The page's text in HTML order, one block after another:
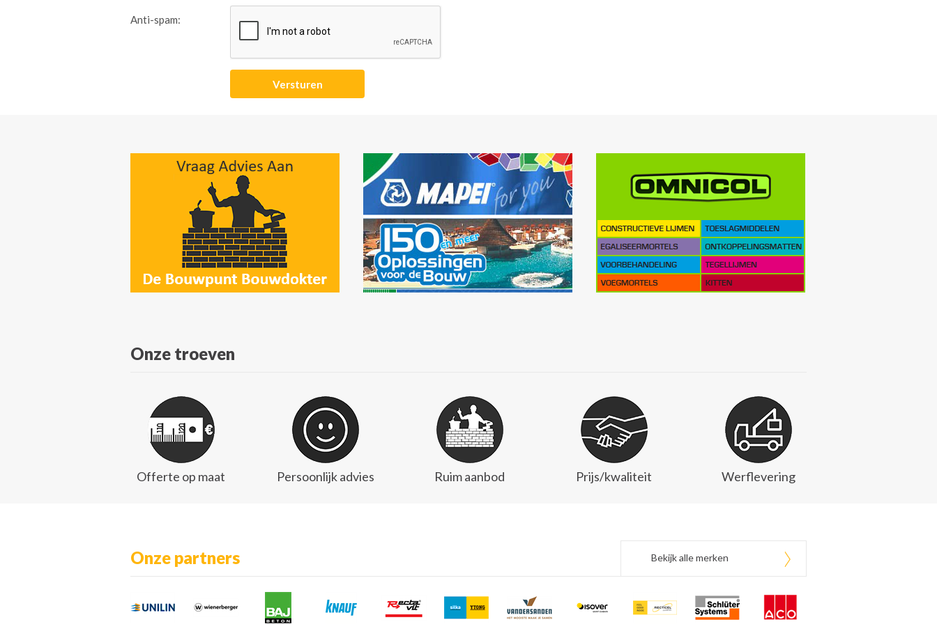
Anti-spam:
Onze troeven
Offerte op maat Persoonlijk advies Ruim aanbod Prijs/kwaliteit Werflevering
Onze partners Bekijk alle merken